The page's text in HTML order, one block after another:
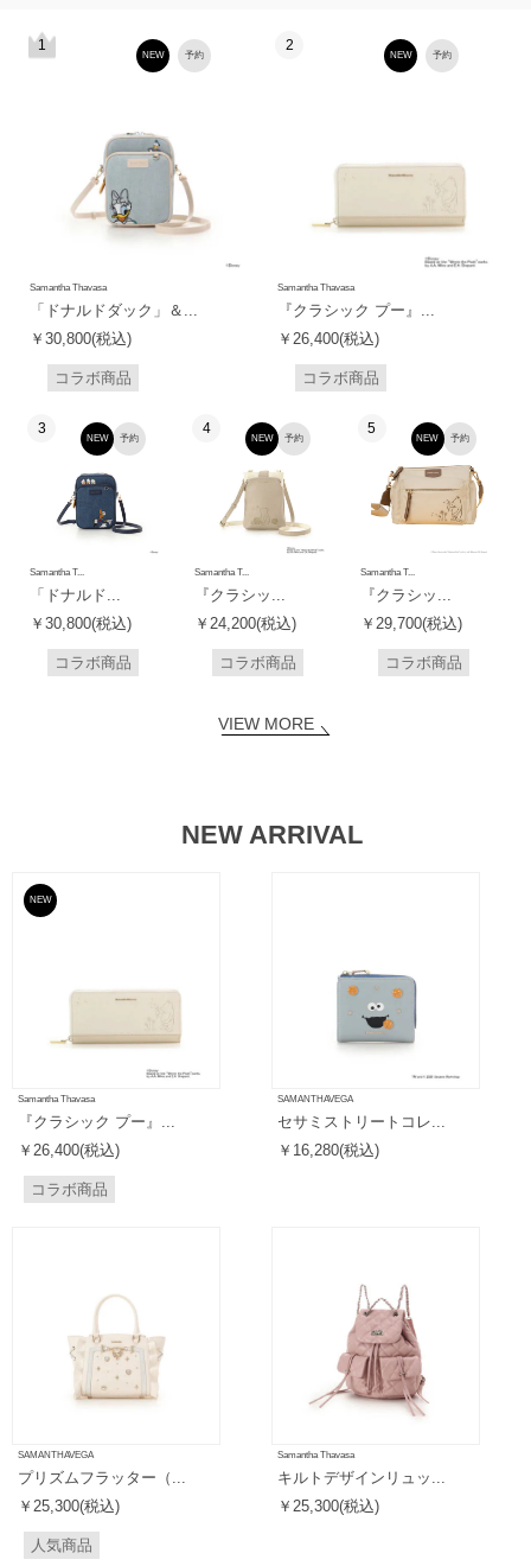
1
予約
NEW
Samantha Thavasa
「ドナルドダック」＆...
￥30,800(税込)
コラボ商品
2
予約
NEW
Samantha Thavasa
『クラシック プー』...
￥26,400(税込)
コラボ商品
3
予約
NEW
Samantha T...
「ドナルド...
￥30,800(税込)
コラボ商品
4
予約
NEW
Samantha T...
『クラシッ...
￥24,200(税込)
コラボ商品
5
予約
NEW
Samantha T...
『クラシッ...
￥29,700(税込)
コラボ商品
VIEW MORE
NEW ARRIVAL
予約
NEW
Samantha Thavasa
『クラシック プー』...
￥26,400(税込)
コラボ商品
SAMANTHAVEGA
セサミストリートコレ...
￥16,280(税込)
SAMANTHAVEGA
プリズムフラッター（...
￥25,300(税込)
人気商品
Samantha Thavasa
キルトデザインリュッ...
￥25,300(税込)